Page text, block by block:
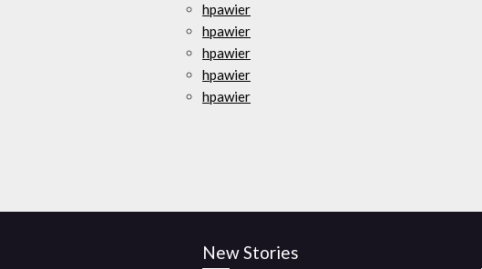
hpawier
hpawier
hpawier
hpawier
hpawier
New Stories